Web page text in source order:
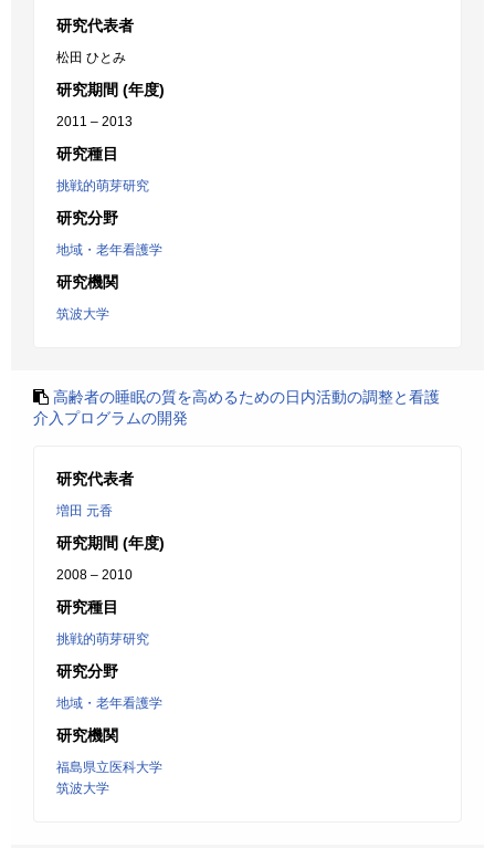
研究代表者
松田 ひとみ
研究期間 (年度)
2011 – 2013
研究種目
挑戦的萌芽研究
研究分野
地域・老年看護学
研究機関
筑波大学
高齢者の睡眠の質を高めるための日内活動の調整と看護
介入プログラムの開発
研究代表者
増田 元香
研究期間 (年度)
2008 – 2010
研究種目
挑戦的萌芽研究
研究分野
地域・老年看護学
研究機関
福島県立医科大学
筑波大学